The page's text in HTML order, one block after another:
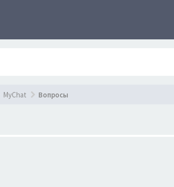
MyChat Вопросы